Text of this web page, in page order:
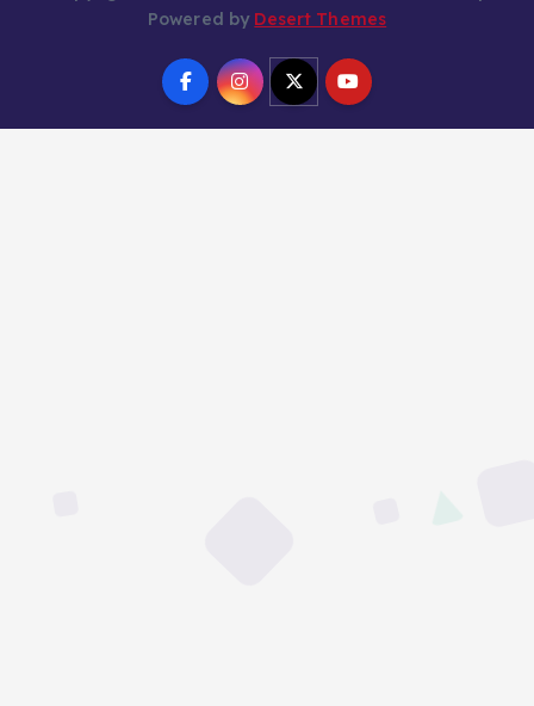
Powered by Desert Themes